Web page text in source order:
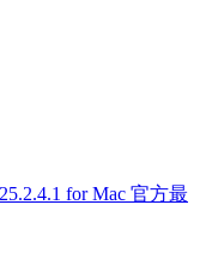
for Mac 官方最